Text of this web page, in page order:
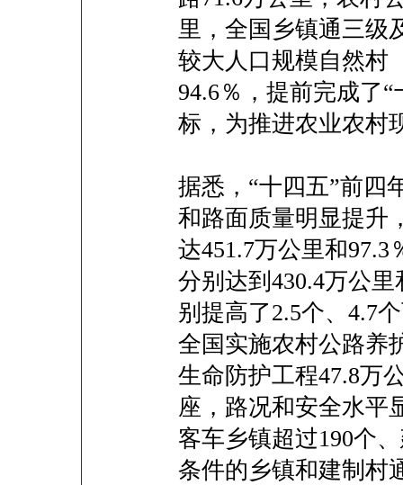
里，全国乡镇通三级
较大人口规模自然村
94.6％，提前完成了
标，为推进农业农村
据悉，“十四五”前四
和路面质量明显提升
达451.7万公里和
分别达到430.4万公
别提高了2.5个、4.7
全国实施农村公路养
生命防护工程47.8万
座，路况和安全水平
客车乡镇超过190个
条件的乡镇和建制村